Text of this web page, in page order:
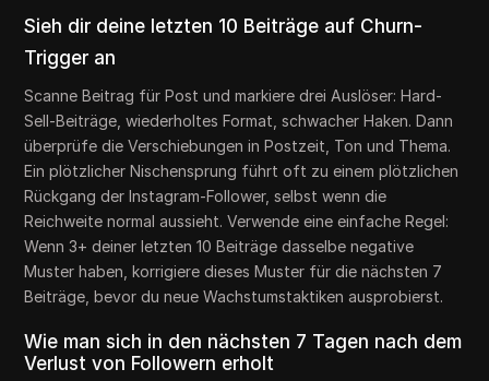
Sieh dir deine letzten 10 Beiträge auf Churn-
Trigger an
Scanne Beitrag für Post und markiere drei Auslöser: Hard-
Sell-Beiträge, wiederholtes Format, schwacher Haken. Dann
überprüfe die Verschiebungen in Postzeit, Ton und Thema.
Ein plötzlicher Nischensprung führt oft zu einem plötzlichen
Rückgang der Instagram-Follower, selbst wenn die
Reichweite normal aussieht. Verwende eine einfache Regel:
Wenn 3+ deiner letzten 10 Beiträge dasselbe negative
Muster haben, korrigiere dieses Muster für die nächsten 7
Beiträge, bevor du neue Wachstumstaktiken ausprobierst.
Wie man sich in den nächsten 7 Tagen nach dem
Verlust von Followern erholt